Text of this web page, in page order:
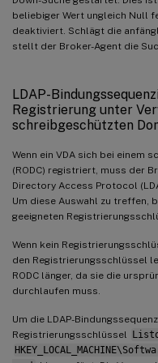
beliebiger Wert ungleich Null
deaktiviert. Schlägt die
stellt der Broker-Agent die
LDAP-
Registrierung unter
schreibgeschützten
Wenn ein VDA sich bei einem
(RODC) registriert, muss der
Directory Access Protocol
Um diese Auswahl zu treffen,
geeigneten
Wenn kein
den Registrierungsschlüssel
RODC länger, da sie die
durchlaufen muss.
Um die LDAP-
Registrierungsschlüssel